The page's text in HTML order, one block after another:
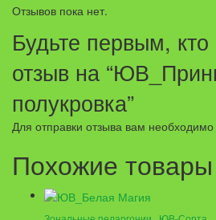
Отзывов пока нет.
Будьте первым, кто
отзыв на
полукровка”
Для отправки отзыва вам необходимо
Похожие товары